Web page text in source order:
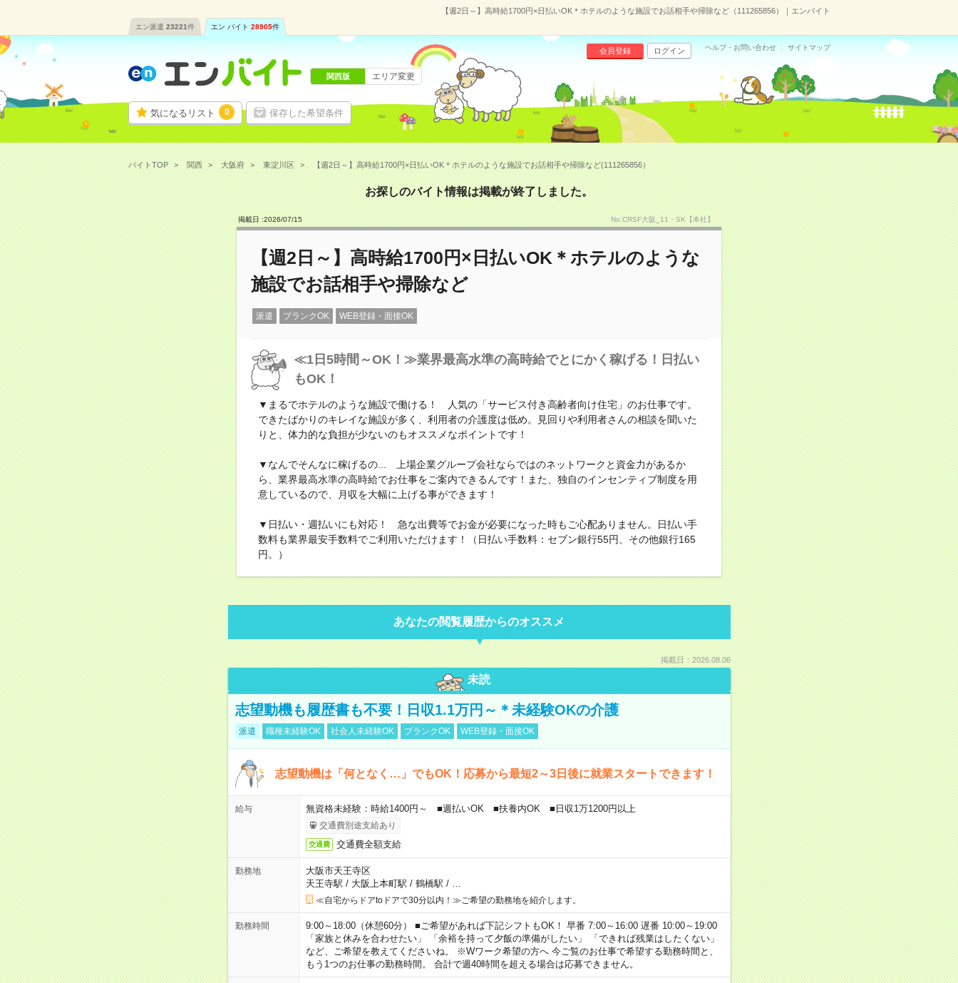
【週2日～】高時給1700円×日払いOK＊ホテルのような施設でお話相手や掃除など（111265856）｜エンバイト
エン派遣 23221件 エン バイト 28905件
気になるリスト 0 保存した希望条件
会員登録 ログイン ヘルプ・お問い合わせ サイトマップ
関西版 エリア変更
バイトTOP 関西 大阪府 東淀川区 【週2日～】高時給1700円×日払いOK＊ホテルのような施設でお話相手や掃除など(111265856）
お探しのバイト情報は掲載が終了しました。
掲載日 :2026/07/15 No.CRSF大阪_11・SK【本社】
【週2日～】高時給1700円×日払いOK＊ホテルのような
施設でお話相手や掃除など
派遣 ブランクOK WEB登録・面接OK
≪1日5時間～OK！≫業界最高水準の高時給でとにかく稼げる！日払い
もOK！
▼まるでホテルのような施設で働ける！ 人気の「サービス付き高齢者向け住宅」のお仕事です。
できたばかりのキレイな施設が多く、利用者の介護度は低め。見回りや利用者さんの相談を聞いた
りと、体力的な負担が少ないのもオススメなポイントです！
▼なんでそんなに稼げるの... 上場企業グループ会社ならではのネットワークと資金力があるか
ら、業界最高水準の高時給でお仕事をご案内できるんです！また、独自のインセンティブ制度を用
意しているので、月収を大幅に上げる事ができます！
▼日払い・週払いにも対応！ 急な出費等でお金が必要になった時もご心配ありません。日払い手
数料も業界最安手数料でご利用いただけます！（日払い手数料：セブン銀行55円、その他銀行165
円。）
あなたの閲覧履歴からのオススメ
掲載日：2026.08.06
未読
志望動機も履歴書も不要！日収1.1万円～＊未経験OKの介護
派遣 職種未経験OK 社会人未経験OK ブランクOK WEB登録・面接OK
志望動機は「何となく…」でもOK！応募から最短2～3日後に就業スタートできます！
給与 無資格未経験：時給1400円～ ■週払いOK ■扶養内OK ■日収1万1200円以上
交通費別途支給あり
交通費 交通費全額支給
勤務地
大阪市天王寺区
天王寺駅 / 大阪上本町駅 / 鶴橋駅 /
≪自宅からドアtoドアで30分以内！≫ご希望の勤務地を紹介します。
勤務時間
9:00～18:00（休憩60分） ■ご希望があれば下記シフトもOK！ 早番 7:00～16:00 遅番 10:00～19:00
「家族と休みを合わせたい」 「余裕を持って夕飯の準備がしたい」 「できれば残業はしたくない」
など、ご希望を教えてくださいね。 ※Wワーク希望の方へ 今ご覧のお仕事で希望する勤務時間と、
もう1つのお仕事の勤務時間。 合計で週40時間を超える場合は応募できません。